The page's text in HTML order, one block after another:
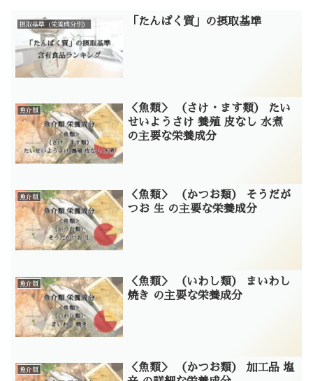
摂取基準（栄養成分別） 「たんぱく質」の摂取基準
魚介類
＜魚類＞ （さけ・ます類） たい
せいようさけ 養殖 皮なし 水煮
の主要な栄養成分
魚介類
＜魚類＞ （かつお類） そうだが
つお 生 の主要な栄養成分
魚介類
＜魚類＞ （いわし類） まいわし
焼き の主要な栄養成分
魚介類
＜魚類＞ （かつお類） 加工品 塩